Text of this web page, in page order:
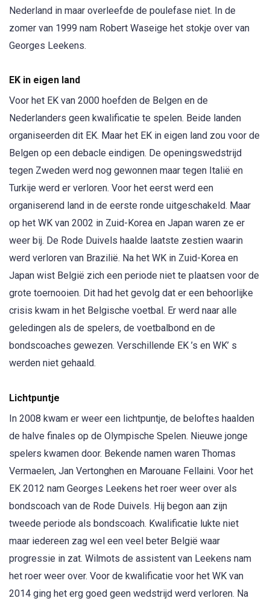
Nederland in maar overleefde de poulefase niet. In de
zomer van 1999 nam Robert Waseige het stokje over van
Georges Leekens.
EK in eigen land
Voor het EK van 2000 hoefden de Belgen en de
Nederlanders geen kwalificatie te spelen. Beide landen
organiseerden dit EK. Maar het EK in eigen land zou voor de
Belgen op een debacle eindigen. De openingswedstrijd
tegen Zweden werd nog gewonnen maar tegen Italië en
Turkije werd er verloren. Voor het eerst werd een
organiserend land in de eerste ronde uitgeschakeld. Maar
op het WK van 2002 in Zuid-Korea en Japan waren ze er
weer bij. De Rode Duivels haalde laatste zestien waarin
werd verloren van Brazilië. Na het WK in Zuid-Korea en
Japan wist België zich een periode niet te plaatsen voor de
grote toernooien. Dit had het gevolg dat er een behoorlijke
crisis kwam in het Belgische voetbal. Er werd naar alle
geledingen als de spelers, de voetbalbond en de
bondscoaches gewezen. Verschillende EK ’s en WK’ s
werden niet gehaald.
Lichtpuntje
In 2008 kwam er weer een lichtpuntje, de beloftes haalden
de halve finales op de Olympische Spelen. Nieuwe jonge
spelers kwamen door. Bekende namen waren Thomas
Vermaelen, Jan Vertonghen en Marouane Fellaini. Voor het
EK 2012 nam Georges Leekens het roer weer over als
bondscoach van de Rode Duivels. Hij begon aan zijn
tweede periode als bondscoach. Kwalificatie lukte niet
maar iedereen zag wel een veel beter België waar
progressie in zat. Wilmots de assistent van Leekens nam
het roer weer over. Voor de kwalificatie voor het WK van
2014 ging het erg goed geen wedstrijd werd verloren. Na